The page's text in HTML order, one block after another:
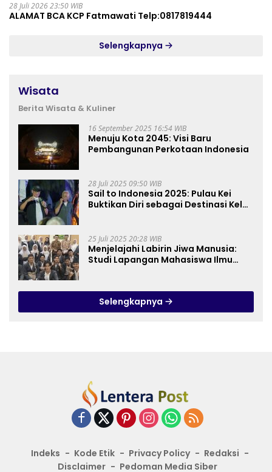
28 Juli 2026 23:50 WIB
ALAMAT BCA KCP Fatmawati Telp:0817819444
Selengkapnya
Wisata
Berita Wisata & Kuliner
16 September 2025 16:54 WIB
Menuju Kota 2045: Visi Baru
Pembangunan Perkotaan Indonesia
28 Juli 2025 09:50 WIB
Sail to Indonesia 2025: Pulau Kei
Buktikan Diri sebagai Destinasi Kelas
25 Juli 2025 20:28 WIB
Menjelajahi Labirin Jiwa Manusia:
Studi Lapangan Mahasiswa Ilmu
Selengkapnya
Indeks Kode Etik Privacy Policy
Redaksi
Disclaimer
Pedoman Media Siber